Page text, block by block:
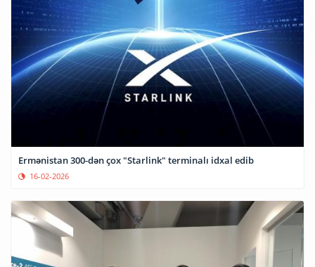
Ermənistan 300-dən çox "Starlink" terminalı idxal edib
16-02-2026